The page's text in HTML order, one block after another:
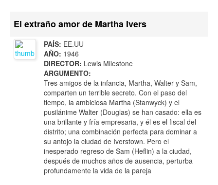
El extraño amor de Martha Ivers
PAÍS: EE.UU
AÑO: 1946
DIRECTOR: Lewis Milestone
ARGUMENTO:
Tres amigos de la infancia, Martha, Walter y Sam,
comparten un terrible secreto. Con el paso del
tiempo, la ambiciosa Martha (Stanwyck) y el
pusilánime Walter (Douglas) se han casado: ella es
una brillante y fría empresaria, y él es el fiscal del
distrito; una combinación perfecta para dominar a
su antojo la ciudad de Iverstown. Pero el
inesperado regreso de Sam (Heflin) a la ciudad,
después de muchos años de ausencia, perturba
profundamente la vida de la pareja